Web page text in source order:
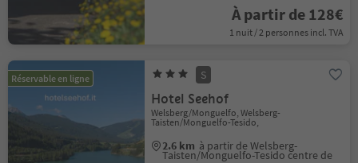
À partir de 128€
1 nuit / 2 personnes incl. TVA
Réservable en ligne S
Hotel Seehof
Welsberg/Monguelfo, Welsberg-
Taisten/Monguelfo-Tesido,
2.6 km à partir de Welsberg-
Taisten/Monguelfo-Tesido centre de